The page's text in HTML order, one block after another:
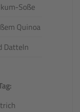
Soße
Quinoa
Datteln